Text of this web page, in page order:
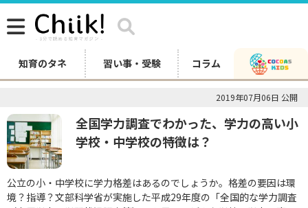
知育のタネ 習い事・受験 コラム
2019年07月06日 公開
全国学力調査でわかった、学力の高い小
学校・中学校の特徴は？
公立の小・中学校に学力格差はあるのでしょうか。格差の要因は環
境？指導？文部科学省が実施した平成29年度の「全国的な学力調査